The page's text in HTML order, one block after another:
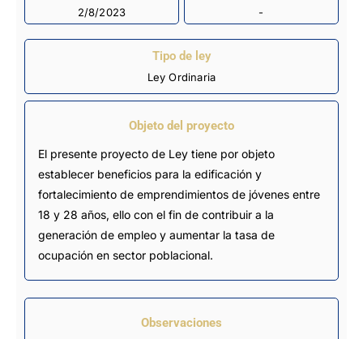
2/8/2023 -
Tipo de ley
Ley Ordinaria
Objeto del proyecto
El presente proyecto de Ley tiene por objeto
establecer beneficios para la edificación y
fortalecimiento de emprendimientos de jóvenes entre
18 y 28 años, ello con el fin de contribuir a la
generación de empleo y aumentar la tasa de
ocupación en sector poblacional.
Observaciones